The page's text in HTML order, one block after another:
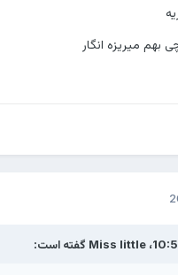
بهم میریزه انگار
Miss little گفته است: